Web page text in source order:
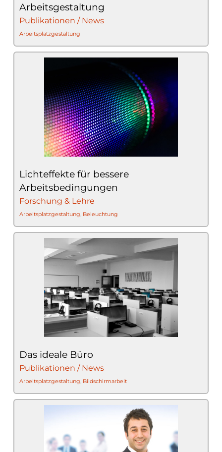
Arbeitsgestaltung
Publikationen / News
Arbeitsplatzgestaltung
Lichteffekte für bessere
Arbeitsbedingungen
Forschung & Lehre
Arbeitsplatzgestaltung, Beleuchtung
Das ideale Büro
Publikationen / News
Arbeitsplatzgestaltung, Bildschirmarbeit